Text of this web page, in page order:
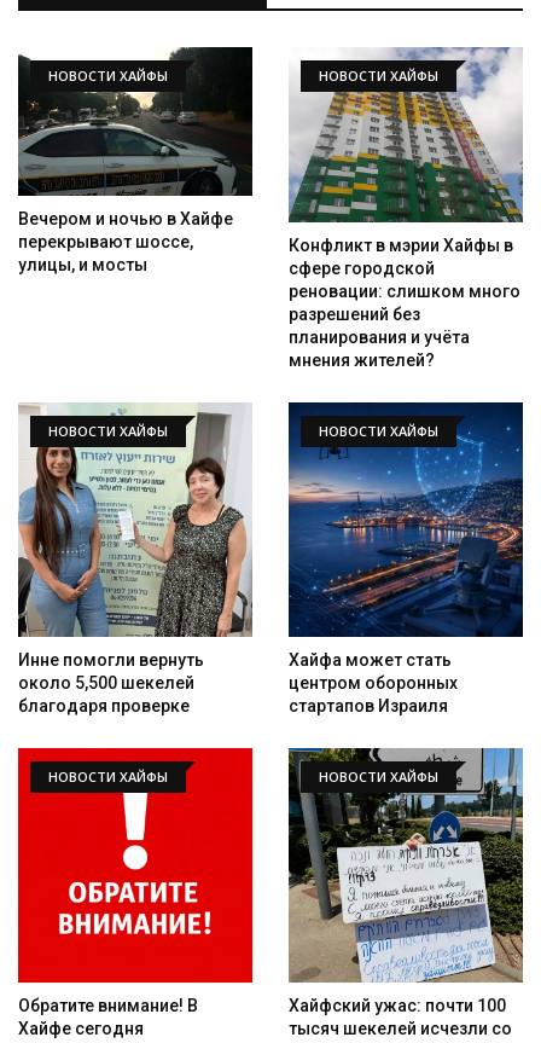
НОВОСТИ ХАЙФЫ
Вечером и ночью в Хайфе
перекрывают шоссе,
улицы, и мосты
НОВОСТИ ХАЙФЫ
Конфликт в мэрии Хайфы в
сфере городской
реновации: слишком много
разрешений без
планирования и учёта
мнения жителей?
НОВОСТИ ХАЙФЫ
Инне помогли вернуть
около 5,500 шекелей
благодаря проверке
НОВОСТИ ХАЙФЫ
Хайфа может стать
центром оборонных
стартапов Израиля
НОВОСТИ ХАЙФЫ
Обратите внимание! В
Хайфе сегодня
НОВОСТИ ХАЙФЫ
Хайфский ужас: почти 100
тысяч шекелей исчезли со